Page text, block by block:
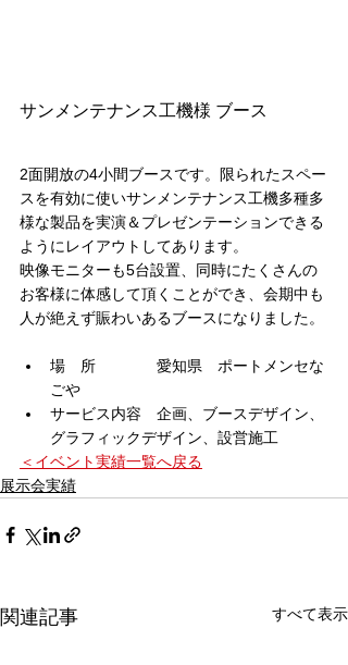
サンメンテナンス工機様 ブース
2面開放の4小間ブースです。限られたスペー
スを有効に使いサンメンテナンス工機多種多
様な製品を実演＆プレゼンテーションできる
ようにレイアウトしてあります。
映像モニターも5台設置、同時にたくさんの
お客様に体感して頂くことができ、会期中も
人が絶えず賑わいあるブースになりました。
場　所　　　　愛知県　ポートメンセな
ごや
サービス内容　企画、ブースデザイン、
グラフィックデザイン、設営施工
＜イベント実績一覧へ戻る
展示会実績
関連記事 すべて表示